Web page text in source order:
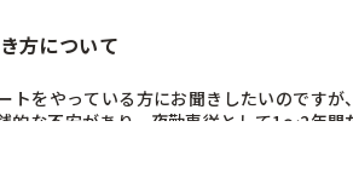
方について
トをやっている方にお聞きしたいのです
的な不安があり、夜勤専従として1～2年